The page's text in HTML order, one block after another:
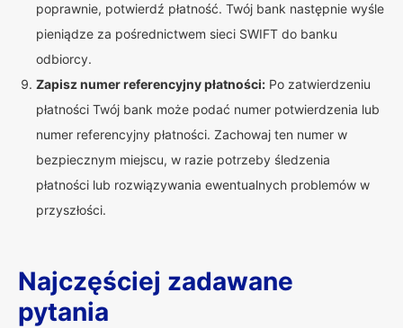
poprawnie, potwierdź płatność. Twój bank następnie wyśle
pieniądze za pośrednictwem sieci SWIFT do banku
odbiorcy.
Zapisz numer referencyjny płatności: Po zatwierdzeniu
płatności Twój bank może podać numer potwierdzenia lub
numer referencyjny płatności. Zachowaj ten numer w
bezpiecznym miejscu, w razie potrzeby śledzenia
płatności lub rozwiązywania ewentualnych problemów w
przyszłości.
Najczęściej zadawane
pytania